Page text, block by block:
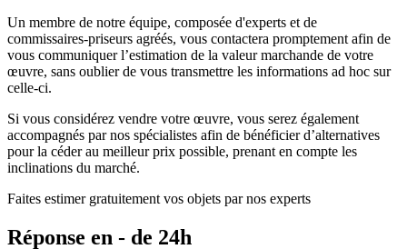
Un membre de notre équipe, composée d'experts et de
commissaires-priseurs agréés, vous contactera promptement afin de
vous communiquer l’estimation de la valeur marchande de votre
œuvre, sans oublier de vous transmettre les informations ad hoc sur
celle-ci.
Si vous considérez vendre votre œuvre, vous serez également
accompagnés par nos spécialistes afin de bénéficier d’alternatives
pour la céder au meilleur prix possible, prenant en compte les
inclinations du marché.
Faites estimer gratuitement vos objets par nos experts
Réponse en - de 24h